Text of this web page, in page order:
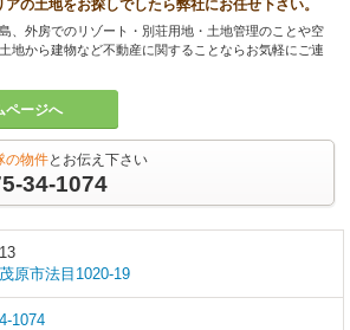
の土地をお探しでしたら弊社にお任せ下さい。
、外房でのリゾート・別荘用地・土地管理のことや空
地から建物など不動産に関することならお気軽にご連
ページへ
の物件とお伝え下さい
34-1074
原市法目1020-19
1074